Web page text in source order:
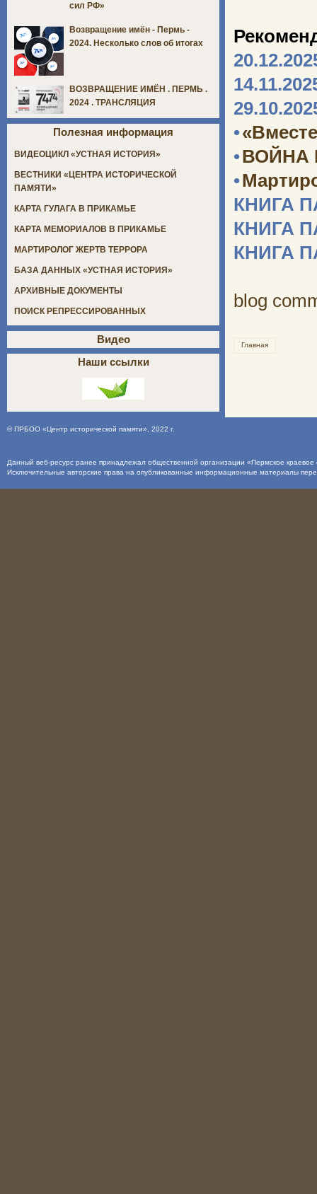
•
•ВОЙНА
•
КНИГА
КНИГА
КНИГА
blog
Главная
сил РФ»
Возвращение имён - Пермь -
2024. Несколько слов об итогах
ВОЗВРАЩЕНИЕ ИМЁН . ПЕРМЬ .
2024 . ТРАНСЛЯЦИЯ
Полезная информация
ВИДЕОЦИКЛ «УСТНАЯ ИСТОРИЯ»
ВЕСТНИКИ «ЦЕНТРА ИСТОРИЧЕСКОЙ
ПАМЯТИ»
КАРТА ГУЛАГА В ПРИКАМЬЕ
КАРТА МЕМОРИАЛОВ В ПРИКАМЬЕ
МАРТИРОЛОГ ЖЕРТВ ТЕРРОРА
БАЗА ДАННЫХ «УСТНАЯ ИСТОРИЯ»
АРХИВНЫЕ ДОКУМЕНТЫ
ПОИСК РЕПРЕССИРОВАННЫХ
Видео
Наши ссылки
©ПРБОО «Центр исторической памяти», 2022 г.
Данный веб-ресурс ранее принадлежал общественной организации «Пермское
Исключительные авторские права на опубликованные информационные материалы